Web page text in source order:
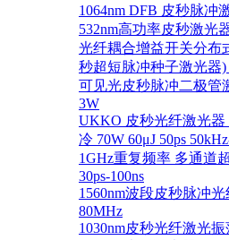
1064nm DFB 皮秒脉冲
532nm高功率皮秒激光
光纤耦合增益开关分布
秒超短脉冲种子激光器)
可见光皮秒脉冲二极管
3W
UKKO 皮秒光纤激光器
冷 70W 60μJ 50ps
1GHz重复频率 多通道
30ps-100ns
1560nm波段皮秒脉冲
80MHz
1030nm皮秒光纤激光